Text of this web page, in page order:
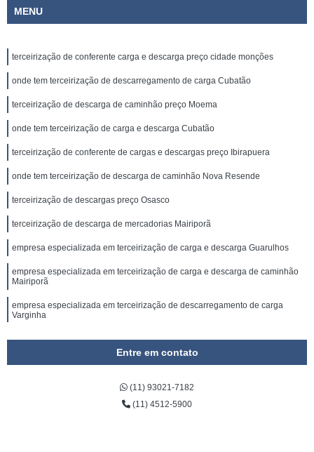
MENU
terceirização de conferente carga e descarga preço cidade monções
onde tem terceirização de descarregamento de carga Cubatão
terceirização de descarga de caminhão preço Moema
onde tem terceirização de carga e descarga Cubatão
terceirização de conferente de cargas e descargas preço Ibirapuera
onde tem terceirização de descarga de caminhão Nova Resende
terceirização de descargas preço Osasco
terceirização de descarga de mercadorias Mairiporã
empresa especializada em terceirização de carga e descarga Guarulhos
empresa especializada em terceirização de carga e descarga de caminhão
Mairiporã
empresa especializada em terceirização de descarregamento de carga
Varginha
empresa especializada em terceirização de conferente carga e descarga
Entre em contato
(11) 93021-7182
(11) 4512-5900